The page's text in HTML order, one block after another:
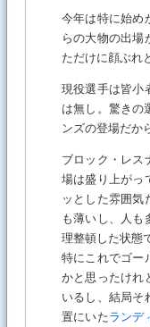
今年は特に始め
らの大物の出場
ただけに顔ぶれ
現役選手は皆小
は無し。驚きの
ンズの登場だか
ブロック・レス
場は盛り上がっ
ッとした雰囲気
も薄いし、人も
理整頓した状態
特にこれでゴー
かと思ったけれ
いるし、結局そ
置にいたランデ